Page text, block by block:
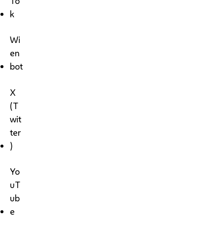
k
Wi
en
bot
X
(T
wit
ter
)
Yo
uT
ub
e